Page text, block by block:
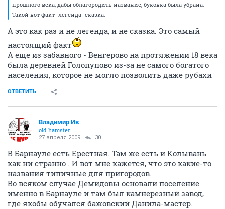
прошлого века, дабы облагородить название, буковка была убрана.
Такой вот факт- легенда- сказка.
А это как раз и не легенда, и не сказка. Это самый
настоящий факт
А еще из забавного - Венгерово на протяжении 18 века
была деревней Голопупово из-за не самого богатого
населения, которое не могло позволить даже рубахи
ОТВЕТИТЬ
Владимир Ив
old hamster
27 апреля 2009 30
В Барнауле есть Ерестная. Там же есть и Колывань
как ни странно . И вот мне кажется, что это какие-то
названия типичные для пригородов.
Во всяком случае Демидовы основали поселение
именно в Барнауле и там был камнерезный завод,
где якобы обучался бажовский Данила-мастер.